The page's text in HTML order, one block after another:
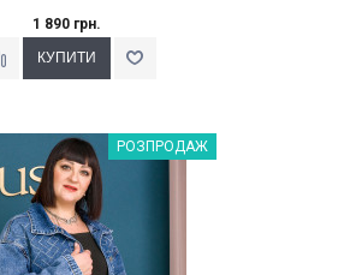
1 890 грн.
Наклейки Варіант з %РОЗПРОДАЖ